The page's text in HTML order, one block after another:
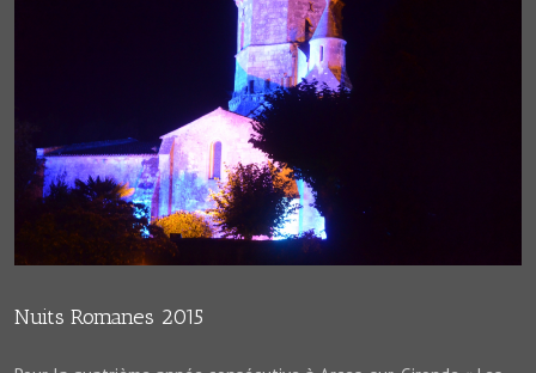
Nuits Romanes 2015